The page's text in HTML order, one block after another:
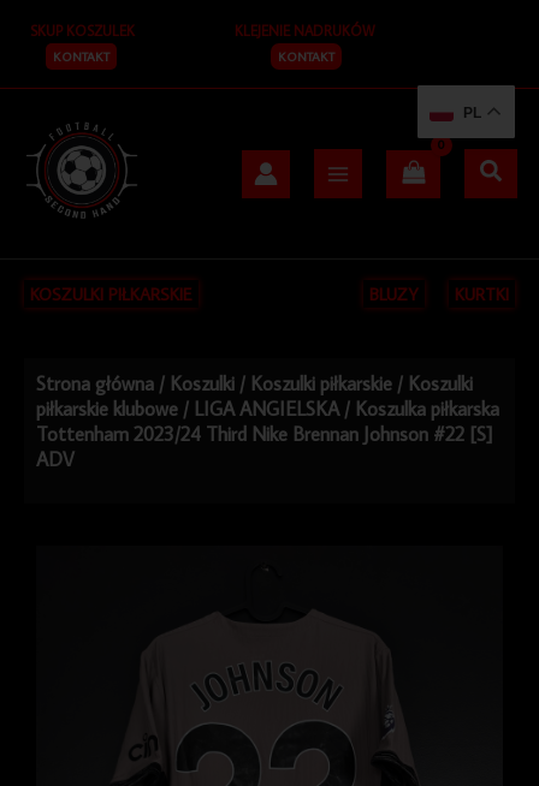
treści
SKUP KOSZULEK
KONTAKT
KLEJENIE NADRUKÓW
KONTAKT
KOSZULKI PIŁKARSKIE BLUZY KURTKI
Strona główna / Koszulki / Koszulki piłkarskie / Koszulki
piłkarskie klubowe / LIGA ANGIELSKA / Koszulka piłkarska
Tottenham 2023/24 Third Nike Brennan Johnson #22 [S]
ADV
PL